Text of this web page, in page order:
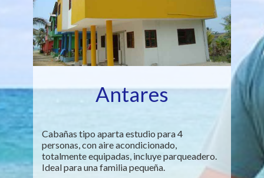
Antares
Cabañas tipo aparta estudio para 4
personas, con aire acondicionado,
totalmente equipadas, incluye parqueadero.
Ideal para una familia pequeña.